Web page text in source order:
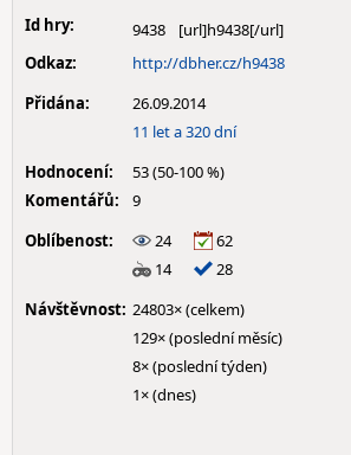
Id hry:
9438
Odkaz:
http://dbher.cz/h9438
Přidána:
26.09.2014
11 let a 320 dní
Hodnocení:
53 (50-100 %)
Komentářů:
9
Oblíbenost:
24
62
14
28
Návštěvnost: 24803× (celkem)
129× (poslední měsíc)
8× (poslední týden)
1× (dnes)